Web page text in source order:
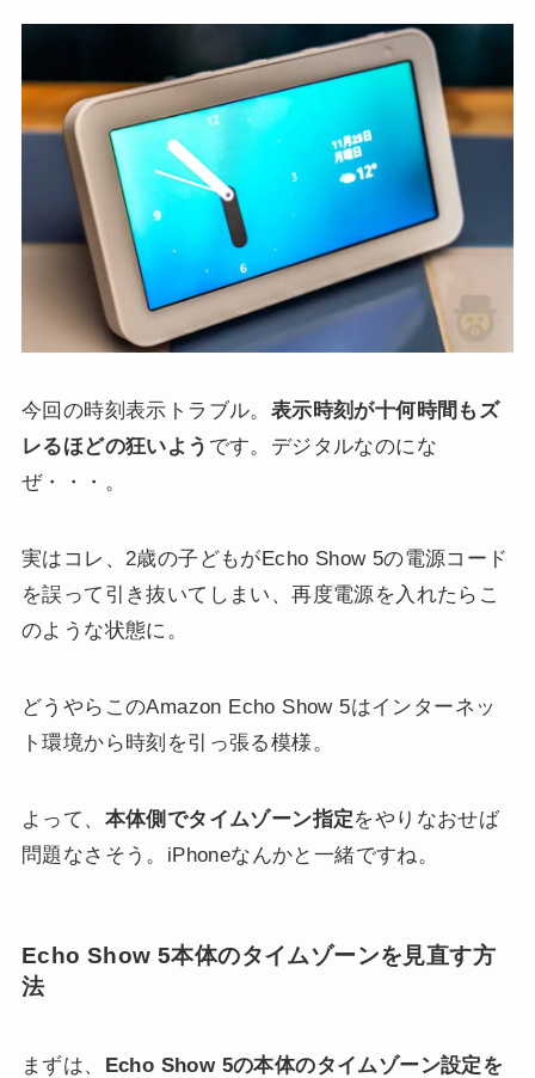
今回の時刻表示トラブル。 表示時刻が十何時間もズ
レるほどの狂いよう です。デジタルなのにな
ぜ・・・。
実はコレ、2歳の子どもがEcho Show 5の電源コード
を誤って引き抜いてしまい、再度電源を入れたらこ
のような状態に。
どうやらこのAmazon Echo Show 5はインターネッ
ト環境から時刻を引っ張る模様。
よって、 本体側でタイムゾーン指定をやりなおせば
問題なさそう。iPhoneなんかと一緒ですね。
Echo Show 5本体のタイムゾーンを見直す方
法
まずは、 Echo Show 5の本体のタイムゾーン設定を